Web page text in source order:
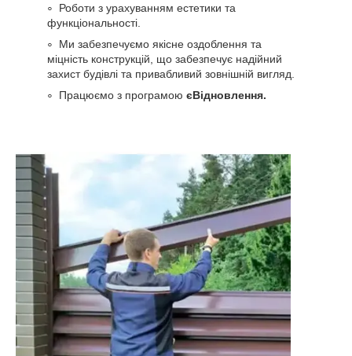
Роботи з урахуванням естетики та
функціональності.
Ми забезпечуємо якісне оздоблення та
міцність конструкцій, що забезпечує надійний
захист будівлі та привабливий зовнішній вигляд.
Працюємо з програмою єВідновлення.